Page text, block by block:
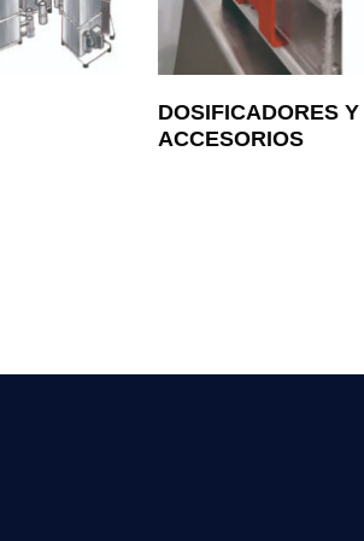
DOSIFICADORES Y
ACCESORIOS